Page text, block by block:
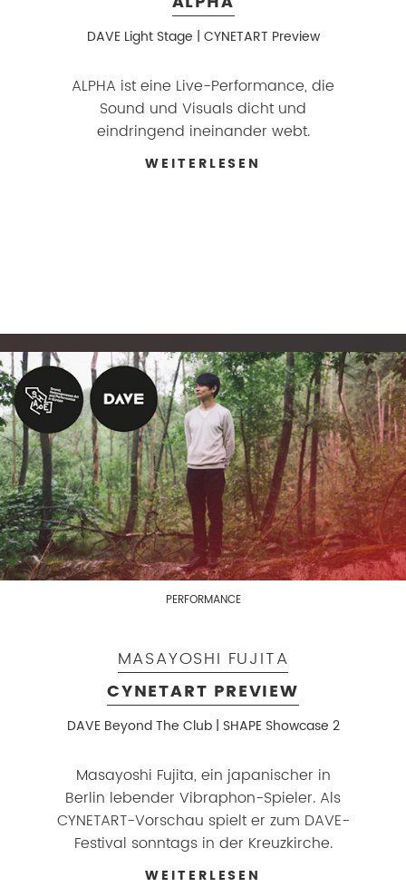
DAVE Light Stage | CYNETART Preview
ALPHA ist eine Live-Performance, die
Sound und Visuals dicht und
eindringend ineinander webt.
WEITERLESEN
PERFORMANCE
MASAYOSHI FUJITA
CYNETART PREVIEW
DAVE Beyond The Club | SHAPE Showcase 2
Masayoshi Fujita, ein japanischer in
Berlin lebender Vibraphon-Spieler. Als
CYNETART-Vorschau spielt er zum DAVE-
Festival sonntags in der Kreuzkirche.
WEITERLESEN